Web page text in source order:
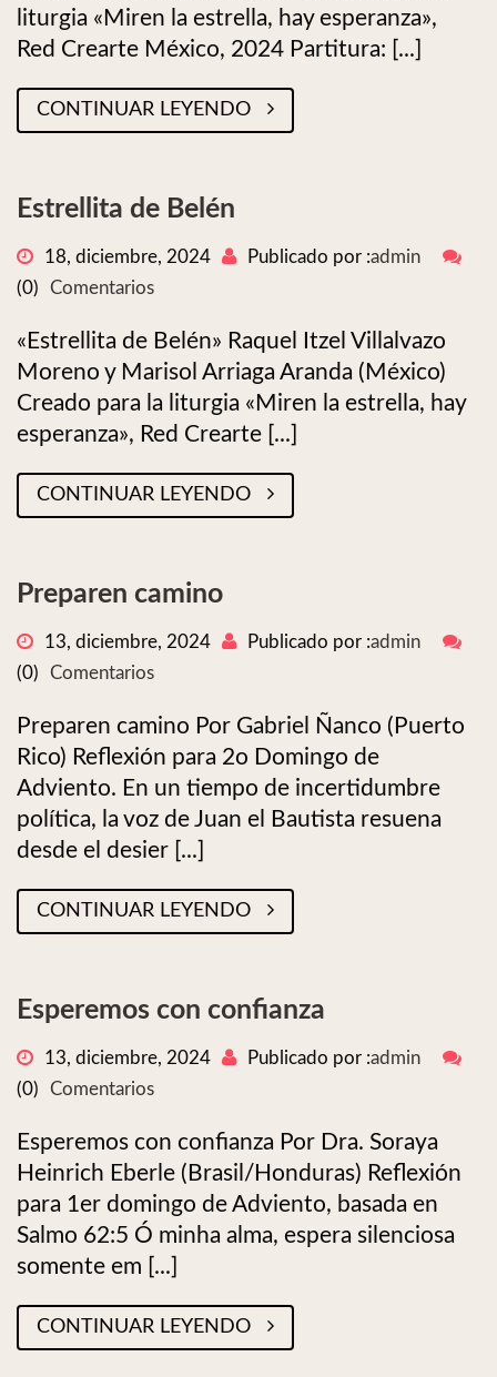
liturgia «Miren la estrella, hay esperanza»,
Red Crearte México, 2024 Partitura: [...]
CONTINUAR LEYENDO
Estrellita de Belén
18, diciembre, 2024 Publicado por :admin
(0)
Comentarios
«Estrellita de Belén» Raquel Itzel Villalvazo
Moreno y Marisol Arriaga Aranda (México)
Creado para la liturgia «Miren la estrella, hay
esperanza», Red Crearte [...]
CONTINUAR LEYENDO
Preparen camino
13, diciembre, 2024 Publicado por :admin
(0)
Comentarios
Preparen camino Por Gabriel Ñanco (Puerto
Rico) Reflexión para 2o Domingo de
Adviento. En un tiempo de incertidumbre
política, la voz de Juan el Bautista resuena
desde el desier [...]
CONTINUAR LEYENDO
Esperemos con confianza
13, diciembre, 2024 Publicado por :admin
(0)
Comentarios
Esperemos con confianza Por Dra. Soraya
Heinrich Eberle (Brasil/Honduras) Reflexión
para 1er domingo de Adviento, basada en
Salmo 62:5 Ó minha alma, espera silenciosa
somente em [...]
CONTINUAR LEYENDO